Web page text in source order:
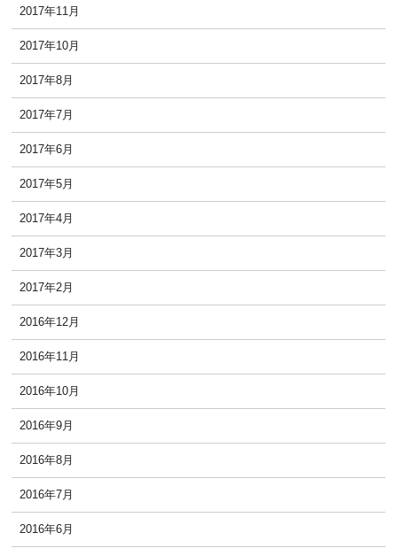
2017年11月
2017年10月
2017年8月
2017年7月
2017年6月
2017年5月
2017年4月
2017年3月
2017年2月
2016年12月
2016年11月
2016年10月
2016年9月
2016年8月
2016年7月
2016年6月